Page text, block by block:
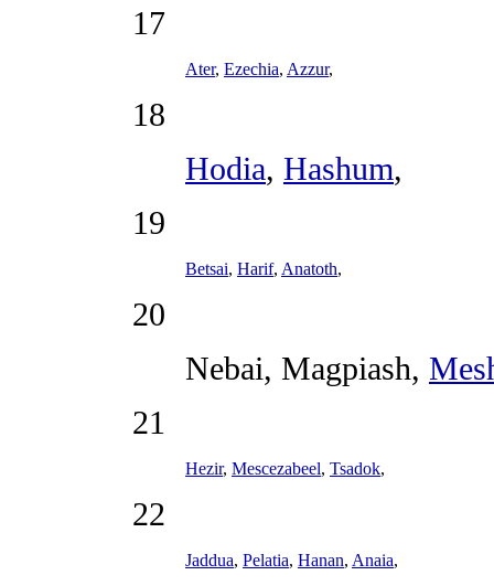
17
Ater, Ezechia, Azzur,
18
Hodia, Hashum,
19
Betsai, Harif, Anatoth,
20
Nebai, Magpiash,
21
Hezir, Mescezabeel, Tsadok,
22
Jaddua, Pelatia, Hanan, Anaia,